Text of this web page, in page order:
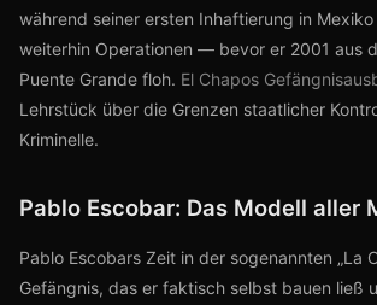
während seiner ersten Inhaftierung in
weiterhin Operationen — bevor er 2001 aus
Puente Grande floh. El Chapos
Lehrstück über die Grenzen staatlicher
Kriminelle.
Pablo Escobar: Das Modell aller
Pablo Escobars Zeit in der sogenannten „La
Gefängnis, das er faktisch selbst bauen ließ